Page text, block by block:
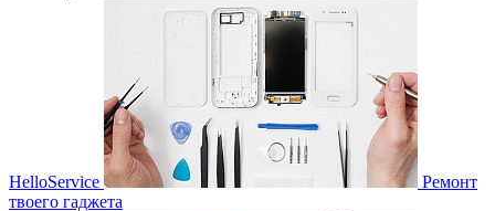
HelloService
Ремонт
твоего гаджета